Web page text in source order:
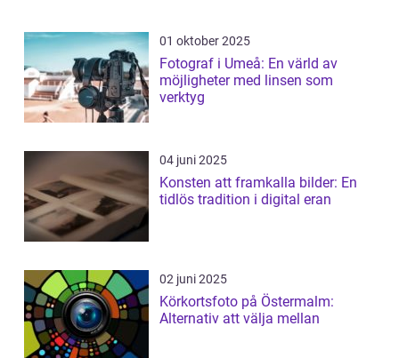
01 oktober 2025
Fotograf i Umeå: En värld av
möjligheter med linsen som
verktyg
04 juni 2025
Konsten att framkalla bilder: En
tidlös tradition i digital eran
02 juni 2025
Körkortsfoto på Östermalm:
Alternativ att välja mellan